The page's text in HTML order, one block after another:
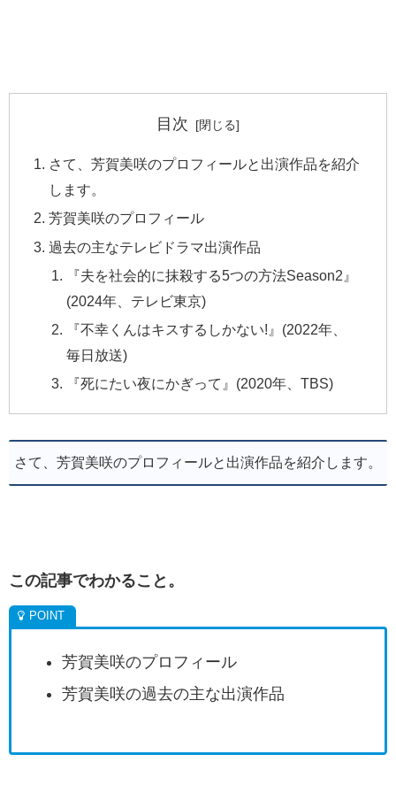
目次
さて、芳賀美咲のプロフィールと出演作品を紹介
します。
芳賀美咲のプロフィール
過去の主なテレビドラマ出演作品
『夫を社会的に抹殺する5つの方法Season2』
(2024年、テレビ東京)
『不幸くんはキスするしかない!』(2022年、
毎日放送)
『死にたい夜にかぎって』(2020年、TBS)
さて、芳賀美咲のプロフィールと出演作品を紹介します。
この記事でわかること。
芳賀美咲のプロフィール
芳賀美咲の過去の主な出演作品